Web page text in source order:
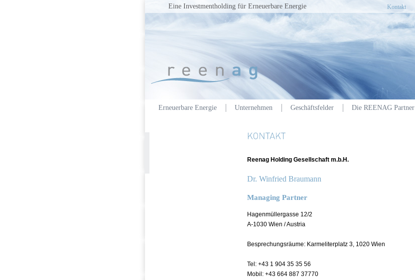
Eine Investmentholding für Erneuerbare Energie Kontakt
Erneuerbare Energie Unternehmen Geschäftsfelder Die REENAG Partner
Reenag Holding Gesellschaft m.b.H.
Dr. Winfried Braumann
Managing Partner
Hagenmüllergasse 12/2
A-1030 Wien / Austria
Besprechungsräume: Karmeliterplatz 3, 1020 Wien
Tel: +43 1 904 35 35 56
Mobil: +43 664 887 37770